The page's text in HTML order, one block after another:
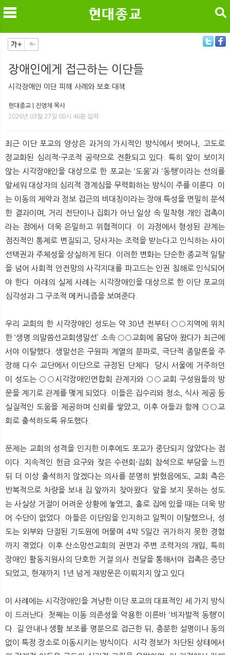
메
뉴 색
검색
장애인에게 접근하는 이단들
시각장애인 이단 피해 사례와 보호 대책
현대종교 | 진영채 목사
2026년 03월 27일 08시 46분 입력
최근 이단 포교의 양상은 과거의 가시적인 방식에서 벗어나, 고도로
정교화된 심리적·구조적 공략으로 전환되고 있다. 특히 앞이 보이지
않는 시각장애인을 대상으로 한 포교는 ‘도움’과 ‘동행’이라는 선의를
앞세워 대상자의 심리적 경계심을 무력화하는 방식이 주를 이룬다. 이
는 이동의 제약과 정보 접근의 비대칭이라는 장애 특성을 면밀히 분석
한 결과이며, 거리 전단이나 집회가 아닌 일상 속 밀착형 개인 접촉이
라는 점에서 더욱 은밀하고 위협적이다. 이 과정에서 형성된 관계는
점진적인 통제로 변질되고, 당사자는 조력을 받는다고 인식하는 사이
선택권과 주체성을 상실하게 된다. 이러한 변화는 단순한 종교적 일탈
을 넘어 사회적 안전망의 사각지대를 파고드는 인권 침해로 인식되어
야 한다. 아래의 실제 사례는 시각장애인을 대상으로 한 이단 포교의
심각성과 그 구조적 메커니즘을 보여준다.
우리 교회의 한 시각장애인 성도는 약 30년 전부터 ○○지역에 위치
한 ‘생명 의말씀선교회생말선’ 소속 ○○교회에 몸담아 왔다가 최근에
서야 이탈했다. 생말선은 구원파 계열의 분파로, 극단적 종말론을 주
장해 다수 교단에서 이단으로 규정된 단체다. 당시 서울에 거주하던
이 성도는 ○○시각장애인연합회 관계자와 ○○교회 구성원들의 방
문을 계기로 관계를 맺게 되었다. 이들은 집수리와 청소, 식사 제공 등
실질적인 도움을 제공하며 신뢰를 쌓았고, 이후 아들과 함께 ○○교
회로 출석하도록 유도했다.
문제는 교회의 성격을 인지한 이후에도 포교가 중단되지 않았다는 점
이다. 지속적인 헌금 요구와 잦은 수련회·집회 참석으로 부담을 느낀
뒤 더 이상 출석하지 않겠다는 의사를 분명히 밝혔음에도, 교회 측은
반복적으로 차량을 보내 집 앞까지 찾아왔다. 앞을 보지 못하는 성도
는 사실상 거절이 어려운 상황에 놓였고, 홀로 집에 있을 때는 더욱 방
어 수단이 없었다. 아들은 이단임을 인지하고 일찍이 이탈했으나, 성
도는 외부와 단절된 기도원에 머물며 4박 5일간 귀가하지 못한 경험
까지 겪었다. 이후 산소망선교회의 권면과 주변 조력자의 개입, 특히
장애인 활동지원사의 단호한 거절 의사 전달을 통해서야 접촉은 중단
되었고, 현재까지 1년 넘게 재방문은 이뤄지지 않고 있다.
이 사례에는 시각장애인을 겨냥한 이단 포교의 대표적인 세 가지 방식
이 드러난다. 첫째는 이동 의존성을 악용한 이른바 ‘비자발적 동행’이
다. 길 안내나 생활 보조를 명분으로 접근한 뒤, 충분한 설명이나 동의
없이 특정 장소로 이동시키는 방식이다. 시각 정보가 차단된 상태에서